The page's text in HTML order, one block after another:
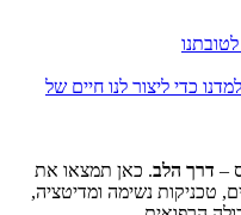
כדי ליצור לנו חיים של
– דרך הלב. כאן תמצאו את
טכניקות נשימה ומדיטציה,